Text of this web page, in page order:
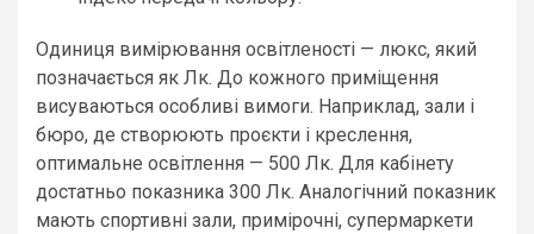
Одиниця вимірювання освітленості — люкс, який
позначається як Лк. До кожного приміщення
висуваються особливі вимоги. Наприклад, зали і
бюро, де створюють проєкти і креслення,
оптимальне освітлення — 500 Лк. Для кабінету
достатньо показника 300 Лк. Аналогічний показник
мають спортивні зали, примірочні, супермаркети